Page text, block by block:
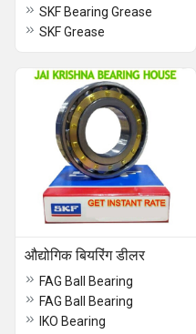
SKF Bearing Grease
SKF Grease
औद्योगिक बियरिंग डीलर
FAG Ball Bearing
FAG Ball Bearing
IKO Bearing